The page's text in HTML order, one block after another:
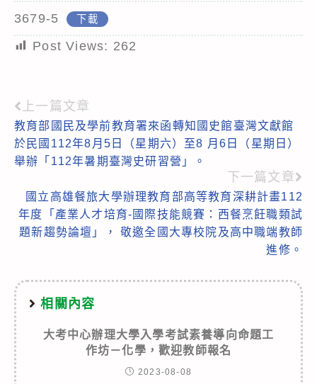
3679-5 下載
Post Views: 262
Read
more
articles
上一篇文章
教育部國民及學前教育署來函轉知國史館臺灣文獻館
於民國112年8月5日（星期六）至8 月6日（星期日）
舉辦「112年暑期臺灣史研習營」。
下一篇文章
國立高雄餐旅大學辦理教育部高等教育深耕計畫112
年度「產業人才培育-國際技能競賽：西餐烹飪職類試
題新趨勢論壇」， 敬邀全國大專校院及高中職端教師
進修。
相關內容
大考中心辦理大學入學考試素養導向命題工
作坊－化學，歡迎教師報名
2023-08-08